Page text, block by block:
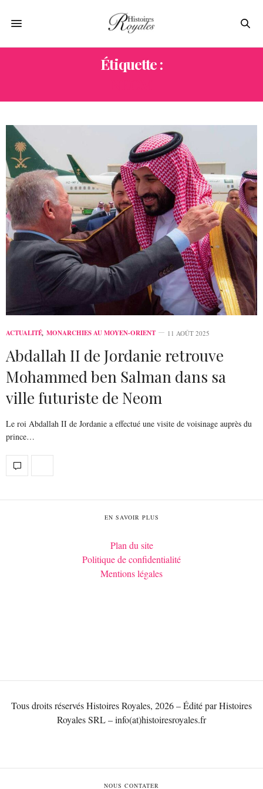
Étiquette :
ACTUALITÉ, MONARCHIES AU MOYEN-ORIENT 11 AOÛT 2025
Abdallah II de Jordanie retrouve
Mohammed ben Salman dans sa
ville futuriste de Neom
Le roi Abdallah II de Jordanie a effectué une visite de voisinage auprès du
prince…
EN SAVOIR PLUS
Plan du site
Politique de confidentialité
Mentions légales
Tous droits réservés Histoires Royales, 2026 – Édité par Histoires
Royales SRL – info(at)histoiresroyales.fr
NOUS CONTATER